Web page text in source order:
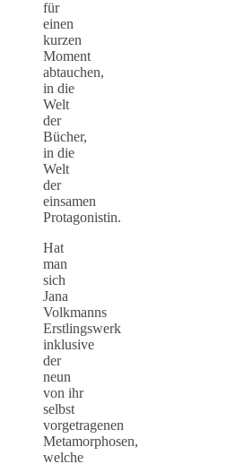
für
einen
kurzen
Moment
abtauchen,
in die
Welt
der
Bücher,
in die
Welt
der
einsamen
Protagonistin.
Hat
man
sich
Jana
Volkmanns
Erstlingswerk
inklusive
der
neun
von ihr
selbst
vorgetragenen
Metamorphosen,
welche